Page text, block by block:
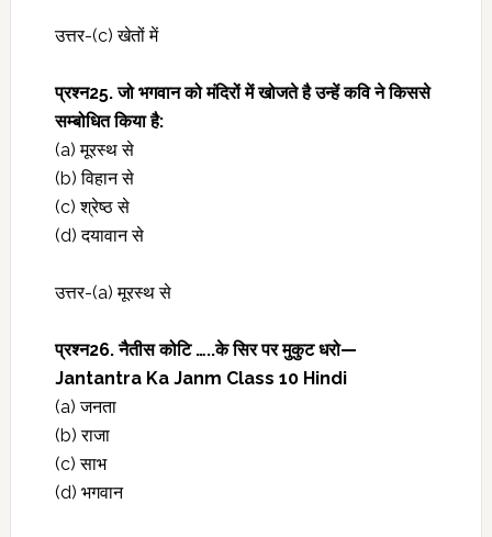
उत्तर-(c) खेतों में
प्रश्‍न25. जो भगवान को मंदिरों में खोजते है उन्हें कवि ने किससे
सम्बोधित किया है:
(a) मूरस्थ से
(b) विहान से
(c) श्रेष्ठ से
(d) दयावान से
उत्तर-(a) मूरस्थ से
प्रश्‍न26. नैतीस कोटि …..के सिर पर मुकुट धरो—
Jantantra Ka Janm Class 10 Hindi
(a) जनता
(b) राजा
(c) साभ
(d) भगवान